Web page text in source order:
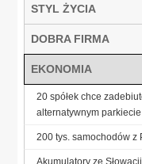
STYL ŻYCIA
DOBRA FIRMA
EKONOMIA
20 spółek chce
alternatywnym parkiecie
200 tys. samochodów z
Akumulatory ze Słowacji